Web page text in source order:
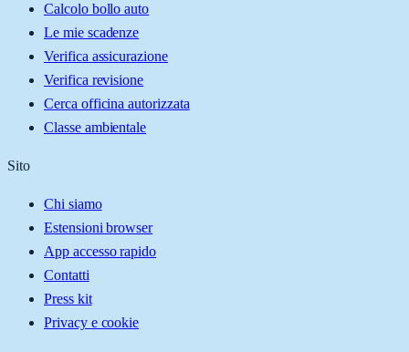
Calcolo bollo auto
Le mie scadenze
Verifica assicurazione
Verifica revisione
Cerca officina autorizzata
Classe ambientale
Sito
Chi siamo
Estensioni browser
App accesso rapido
Contatti
Press kit
Privacy e cookie